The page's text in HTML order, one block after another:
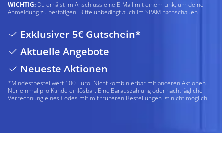
WICHTIG: Du erhälst im Anschluss eine E-Mail mit einem Link, um deine
Anmeldung zu bestätigen. Bitte unbedingt auch im SPAM nachschauen
Exklusiver 5€ Gutschein*
Aktuelle Angebote
Neueste Aktionen
*Mindestbestellwert 100 Euro. Nicht kombinierbar mit anderen Aktionen.
Nur einmal pro Kunde einlösbar. Eine Barauszahlung oder nachträgliche
Verrechnung eines Codes mit mit früheren Bestellungen ist nicht möglich.